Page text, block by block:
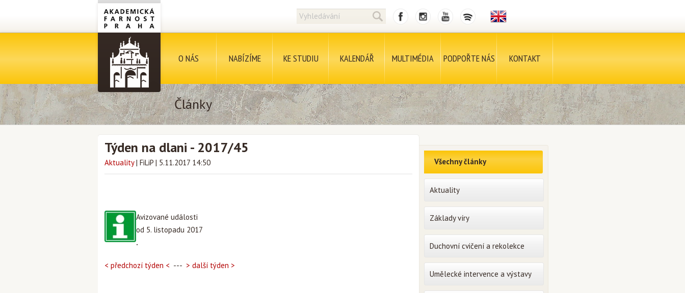
O NÁS NABÍZÍME KE STUDIU KALENDÁŘ MULTIMÉDIA PODPOŘTE NÁS KONTAKT
Články
Týden na dlani - 2017/45
Aktuality | FiLiP | 5.11.2017 14:50
Avizované události
od 5. listopadu 2017
.
< předchozí týden < --- > další týden >
Všechny články
Aktuality
Základy víry
Duchovní cvičení a rekolekce
Umělecké intervence a výstavy